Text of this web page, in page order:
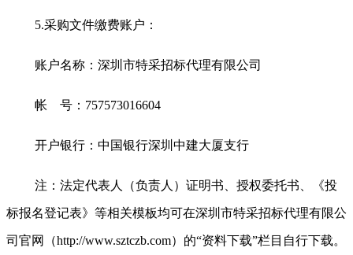
5.采购文件缴费账户：
账户名称：深圳市特采招标代理有限公司
帐 号：757573016604
开户银行：中国银行深圳中建大厦支行
注：法定代表人（负责人）证明书、授权委托书、《投
标报名登记表》等相关模板均可在深圳市特采招标代理有限公
司官网（http://www.sztczb.com）的“资料下载”栏目自行下载。